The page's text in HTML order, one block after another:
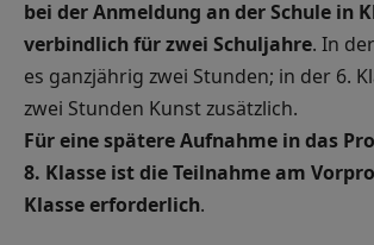
bei der Anmeldung an der Schule in
verbindlich für zwei Schuljahre. In
es ganzjährig zwei Stunden; in der 6.
zwei Stunden Kunst zusätzlich.
Für eine spätere Aufnahme in das
8. Klasse ist die Teilnahme am
Klasse erforderlich.